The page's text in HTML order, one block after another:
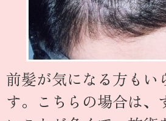
前髪が気になる方もい
す。こちらの場合は、